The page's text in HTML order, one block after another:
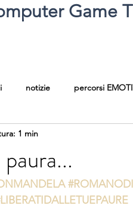
Game
notizie percorsi
1 min